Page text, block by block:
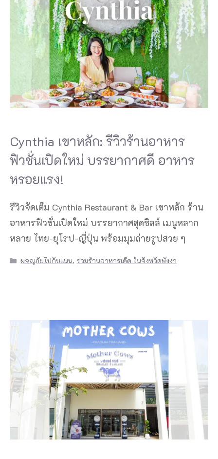
Cynthia เขาหลัก: รีวิวร้านอาหาร
ฟิวชั่นเปิดใหม่ บรรยากาศดี อาหาร
หรอยแรง!
รีวิวจัดเต็ม Cynthia Restaurant & Bar เขาหลัก ร้าน
อาหารฟิวชั่นเปิดใหม่ บรรยากาศสุดชิลล์ เมนูหลาก
หลาย ไทย-ยุโรป-ญี่ปุ่น พร้อมมุมถ่ายรูปสวย ๆ
Categories
ผจญภัยไปกับแนน, รวมร้านอาหารเด็ด ในจังหวัดพังงา